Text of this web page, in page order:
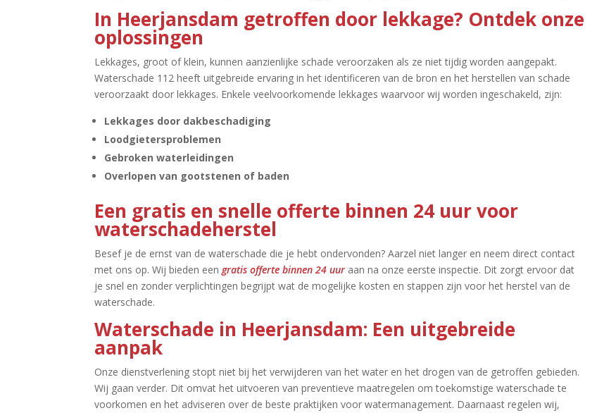
In Heerjansdam getroffen door lekkage? Ontdek onze
oplossingen
Lekkages, groot of klein, kunnen aanzienlijke schade veroorzaken als ze niet tijdig worden aangepakt.​
Waterschade 112 heeft uitgebreide ervaring in het identificeren van de bron en het herstellen van schade
veroorzaakt door lekkages.​ Enkele veelvoorkomende lekkages waarvoor wij worden ingeschakeld, zijn:
Lekkages door dakbeschadiging
Loodgietersproblemen
Gebroken waterleidingen
Overlopen van gootstenen of baden
Een gratis en snelle offerte binnen 24 uur voor
waterschadeherstel
Besef je de ernst van de waterschade die je hebt ondervonden? Aarzel niet langer en neem direct contact
met ons op.​ Wij bieden eengratis offerte binnen 24 uur aan na onze eerste inspectie.​ Dit zorgt ervoor dat
je snel en zonder verplichtingen begrijpt wat de mogelijke kosten en stappen zijn voor het herstel van de
waterschade.​
Waterschade in Heerjansdam: Een uitgebreide
aanpak
Onze dienstverlening stopt niet bij het verwijderen van het water en het drogen van de getroffen gebieden.​
Wij gaan verder.​ Dit omvat het uitvoeren van preventieve maatregelen om toekomstige waterschade te
voorkomen en het adviseren over de beste praktijken voor watermanagement.​ Daarnaast regelen wij,